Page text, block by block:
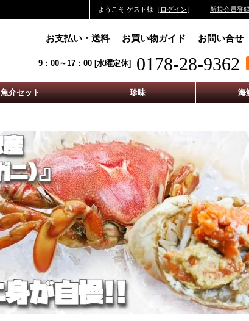
ようこそ ゲスト様［ ログイン］ 新規会員登
お支払い・送料 お買い物ガイド お問い合せ
9：00～17：00 [水曜定休] 0178-28-9362
魚介セット 珍味 海